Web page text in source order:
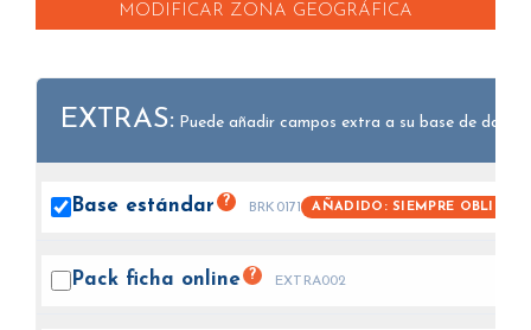
MODIFICAR ZONA GEOGRÁFICA
EXTRAS: Puede añadir campos extra a su base de datos.
Base estándar ? BRK0171 AÑADIDO: SIEMPRE
Pack ficha online ? EXTRA002